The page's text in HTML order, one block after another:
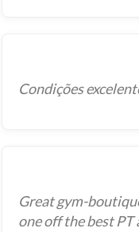
Condições
Great gym-
one off the best PT